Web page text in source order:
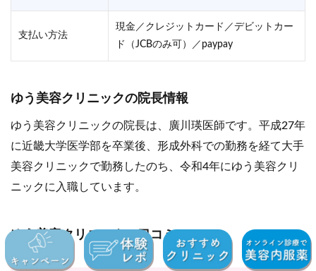
支払い方法
現金／クレジットカード／デビットカー
ド（JCBのみ可）／paypay
ゆう美容クリニックの院長情報
ゆう美容クリニックの院長は、廣川瑛医師です。平成27年
に近畿大学医学部を卒業後、形成外科での勤務を経て大手
美容クリニックで勤務したのち、令和4年にゆう美容クリ
ニックに入職しています。
ゆう美容クリニックの口コミ